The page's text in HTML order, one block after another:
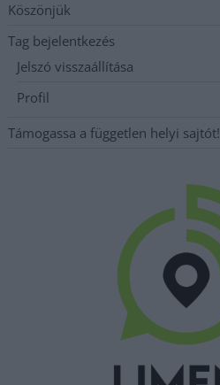
Köszönjük
Tag bejelentkezés
Jelszó visszaállítása
Profil
Támogassa a független helyi sajtót!